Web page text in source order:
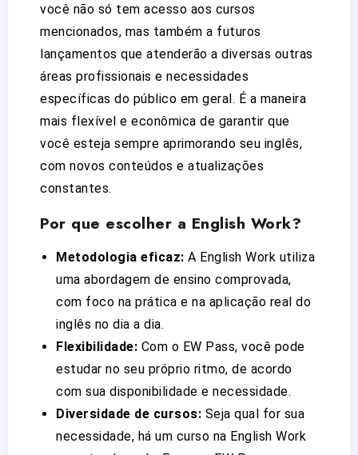
você não só tem acesso aos cursos
mencionados, mas também a futuros
lançamentos que atenderão a diversas outras
áreas profissionais e necessidades
específicas do público em geral. É a maneira
mais flexível e econômica de garantir que
você esteja sempre aprimorando seu inglês,
com novos conteúdos e atualizações
constantes.
Por que escolher a English Work?
Metodologia eficaz: A English Work utiliza
uma abordagem de ensino comprovada,
com foco na prática e na aplicação real do
inglês no dia a dia.
Flexibilidade: Com o EW Pass, você pode
estudar no seu próprio ritmo, de acordo
com sua disponibilidade e necessidade.
Diversidade de cursos: Seja qual for sua
necessidade, há um curso na English Work